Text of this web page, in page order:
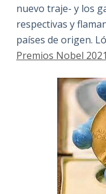
nuevo traje- y los
respectivas y
países de origen.
Premios Nobel 2021